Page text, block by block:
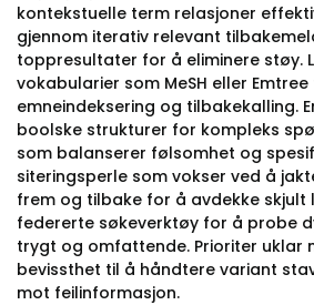
kontekstuelle term relasjoner
gjennom iterativ relevant
toppresultater for å eliminere støy.
vokabularier som MeSH eller
emneindeksering og tilbakekalling.
boolske strukturer for kompleks
som balanserer følsomhet og
siteringsperle som vokser ved å
frem og tilbake for å avdekke skjult
federerte søkeverktøy for å probe
trygt og omfattende. Prioriter uklar
bevissthet til å håndtere variant
mot feilinformasjon.